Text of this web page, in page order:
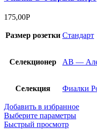
175,00Р
Размер розетки Стандарт
Селекционер АВ —
Селекция Фиалки
Добавить в избранное
Выберите параметры
Быстрый просмотр